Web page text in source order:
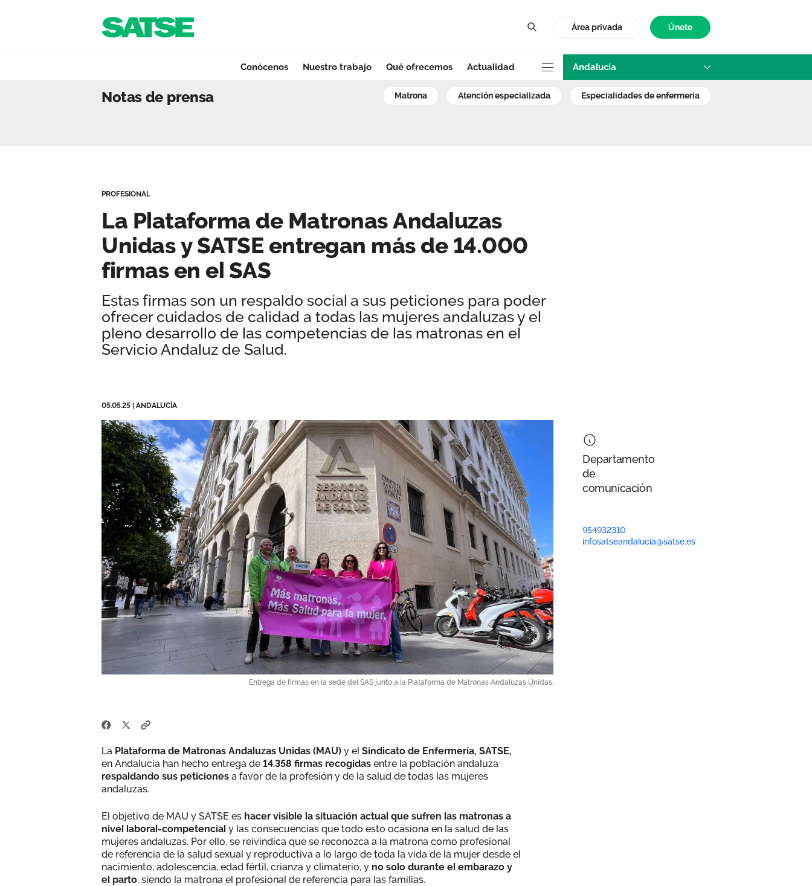
Navegación
Área privada
Únete
Conócenos Nuestro trabajo Qué ofrecemos Actualidad
Qué ofrecemos
Actualidad
Andalucía
La Plataforma de Matronas Andaluzas Unidas y
Notas de prensa matrona atención especializada especialidades de enfermería
PROFESIONAL
La Plataforma de Matronas Andaluzas
Unidas y SATSE entregan más de 14.000
firmas en el SAS
Estas firmas son un respaldo social a sus peticiones para poder
ofrecer cuidados de calidad a todas las mujeres andaluzas y el
pleno desarrollo de las competencias de las matronas en el
Servicio Andaluz de Salud.
05.05.25 ANDALUCÍA
Entrega de firmas en la sede del SAS junto a la Plataforma de Matronas Andaluzas Unidas.
La Plataforma de Matronas Andaluzas Unidas (MAU) y el Sindicato de Enfermería, SATSE,
en Andalucía han hecho entrega de 14.358 firmas recogidas entre la población andaluza
respaldando sus peticiones a favor de la profesión y de la salud de todas las mujeres
andaluzas.
El objetivo de MAU y SATSE es hacer visible la situación actual que sufren las matronas a
nivel laboral-competencial y las consecuencias que todo esto ocasiona en la salud de las
mujeres andaluzas. Por ello, se reivindica que se reconozca a la matrona como profesional
de referencia de la salud sexual y reproductiva a lo largo de toda la vida de la mujer desde el
nacimiento, adolescencia, edad fértil, crianza y climaterio, y no solo durante el embarazo y
el parto, siendo la matrona el profesional de referencia para las familias.
Departamento
de
comunicación
954932310
infosatseandalucia@satse.es